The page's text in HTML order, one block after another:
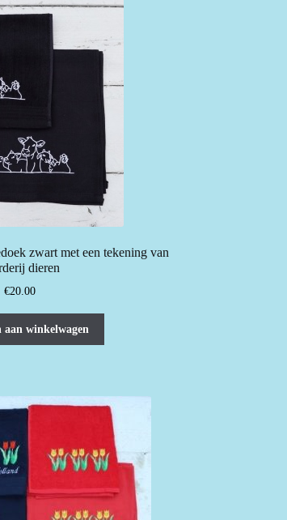
zwart met een tekening van
dieren
€20.00
aan winkelwagen